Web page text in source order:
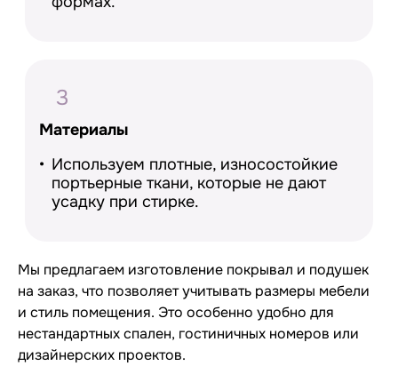
3
Материалы
Используем плотные, износостойкие
портьерные ткани, которые не дают
усадку при стирке.
Мы предлагаем изготовление покрывал и подушек
на заказ, что позволяет учитывать размеры мебели
и стиль помещения. Это особенно удобно для
нестандартных спален, гостиничных номеров или
дизайнерских проектов.